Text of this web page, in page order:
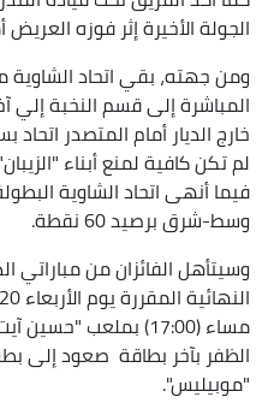
الجولة الأخيرة إثر فوزه العريض
ومن جهته، بقي اتحاد
المباشرة إلى قسم النخبة إلي
لم تكن كافية لمنع أبناء
فيما أنهى اتحاد الشاوية
وسط-شرق برصيد 60 نقطة.
وسيتأهل الفائزان من مباراتي
مساء (17:00) بملعب
الظفر بآخر بطاقة صعود إلى
"موبيليس".